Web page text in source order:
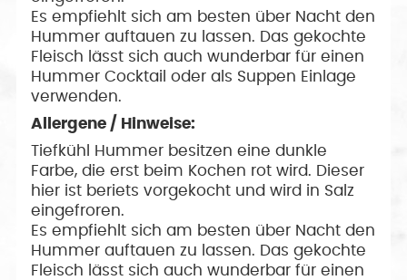
Es empfiehlt sich am besten über Nacht den
Hummer auftauen zu lassen. Das gekochte
Fleisch lässt sich auch wunderbar für einen
Hummer Cocktail oder als Suppen Einlage
verwenden.
Allergene / Hinweise:
Tiefkühl Hummer besitzen eine dunkle
Farbe, die erst beim Kochen rot wird. Dieser
hier ist beriets vorgekocht und wird in Salz
eingefroren.
Es empfiehlt sich am besten über Nacht den
Hummer auftauen zu lassen. Das gekochte
Fleisch lässt sich auch wunderbar für einen